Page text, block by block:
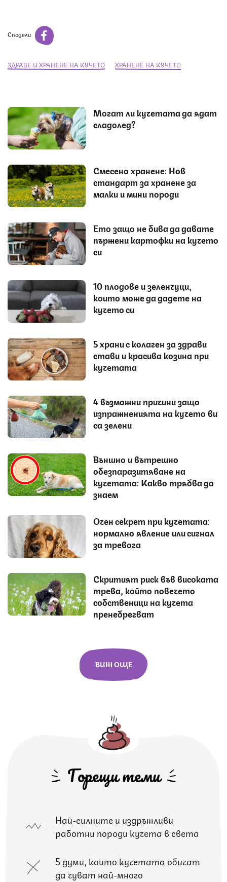
Сподели
ЗДРАВЕ И ХРАНЕНЕ НА КУЧЕТО ХРАНЕНЕ НА КУЧЕТО
Могат ли кучетата да ядат
сладолед?
Смесено хранене: Нов
стандарт за хранене за
малки и мини породи
Ето защо не бива да давате
пържени картофки на кучето
си
10 плодове и зеленчуци,
които може да дадете на
кучето си
5 храни с колаген за здрави
стави и красива козина при
кучетата
4 възможни причини защо
изпражненията на кучето ви
са зелени
Външно и вътрешно
обезпаразитяване на
кучетата: Какво трябва да
знаем
Очен секрет при кучетата:
нормално явление или сигнал
за тревога
Скритият риск във високата
трева, който повечето
собственици на кучета
пренебрегват
ВИЖ ОЩЕ
Горещи теми
Най-силните и издръжливи
работни породи кучета в света
5 думи, които кучетата обичат
да чуват най-много